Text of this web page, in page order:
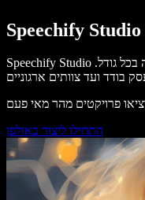
Speechify Studio הופך את עבודת צוותי הקריאייטיב לפשוטה בכל גודל.
התחילו ליצור באולפן